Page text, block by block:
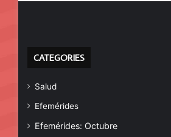
CATEGORIES
Salud
Efemérides
Efemérides: Octubre